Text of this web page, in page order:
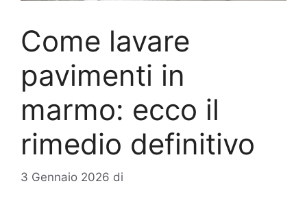
Come lavare
pavimenti in
marmo: ecco il
rimedio definitivo
3 Gennaio 2026 di